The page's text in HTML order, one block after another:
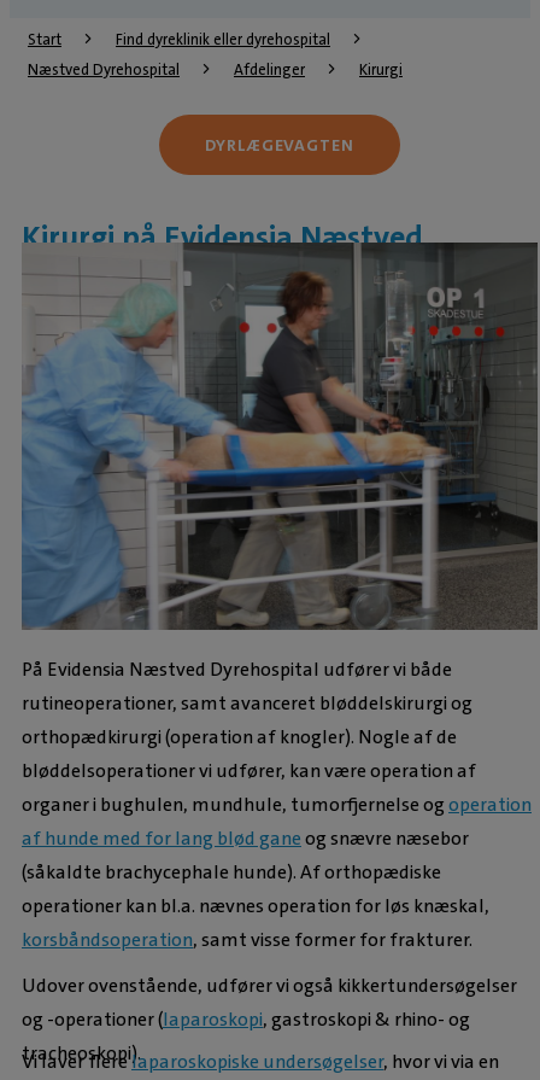
Start
Find dyreklinik eller dyrehospital
Næstved Dyrehospital
Afdelinger Kirurgi
Kirurgi på Evidensia Næstved
Dyrehospital
På Evidensia Næstved Dyrehospital udfører vi både
rutineoperationer, samt avanceret bløddelskirurgi og
orthopædkirurgi (operation af knogler). Nogle af de
bløddelsoperationer vi udfører, kan være operation af
organer i bughulen, mundhule, tumorfjernelse ogoperation
af hunde med for lang blød ganeog snævre næsebor
(såkaldte brachycephale hunde). Af orthopædiske
operationer kan bl.a. nævnes operation for løs knæskal,
korsbåndsoperation, samt visse former for frakturer.
Udover ovenstående, udfører vi også kikkertundersøgelser
og -operationer (laparoskopi, gastroskopi & rhino- og
tracheoskopi).
Vi laver flerelaparoskopiske undersøgelser, hvor vi via en
DYRLÆGEVAGTEN